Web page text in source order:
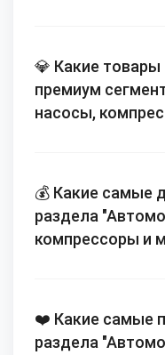
💎 Какие товары
премиум
насосы,
💰 Какие самые
раздела
компрессоры и
❤️ Какие самые
раздела